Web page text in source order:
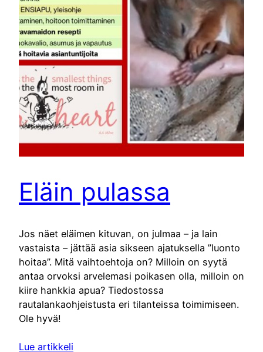
Eläin pulassa
Jos näet eläimen kituvan, on julmaa – ja lain
vastaista – jättää asia sikseen ajatuksella ”luonto
hoitaa”. Mitä vaihtoehtoja on? Milloin on syytä
antaa orvoksi arvelemasi poikasen olla, milloin on
kiire hankkia apua? Tiedostossa
rautalankaohjeistusta eri tilanteissa toimimiseen.
Ole hyvä!
Lue artikkeli